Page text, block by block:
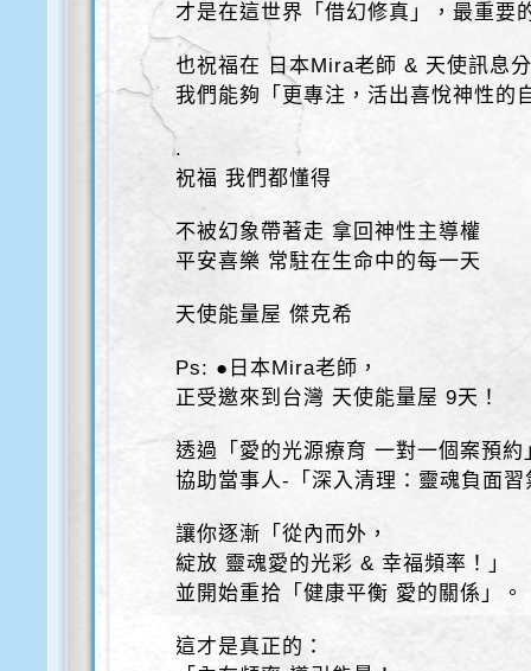
才是在這世界「借幻修真」，最重要
也祝福在 日本Mira老師 & 天使訊息
我們能夠「更專注，活出喜悅神性的
.
祝福 我們都懂得
不被幻象帶著走 拿回神性主導權
平安喜樂 常駐在生命中的每一天
天使能量屋 傑克希
Ps: ●日本Mira老師，
正受邀來到台灣 天使能量屋 9天！
透過「愛的光源療育 一對一個案預約
協助當事人-「深入清理：靈魂負面習
讓你逐漸「從內而外，
綻放 靈魂愛的光彩 & 幸福頻率！」
並開始重拾「健康平衡 愛的關係」。
這才是真正的：